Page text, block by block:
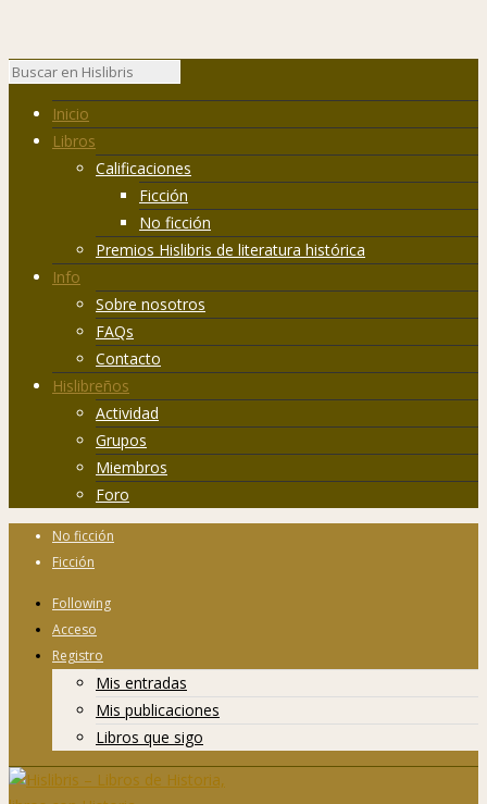
Inicio
Libros
Calificaciones
Ficción
No ficción
Premios Hislibris de literatura histórica
Info
Sobre nosotros
FAQs
Contacto
Hislibreños
Actividad
Grupos
Miembros
Foro
No ficción
Ficción
Following
Acceso
Registro
Mis entradas
Mis publicaciones
Libros que sigo